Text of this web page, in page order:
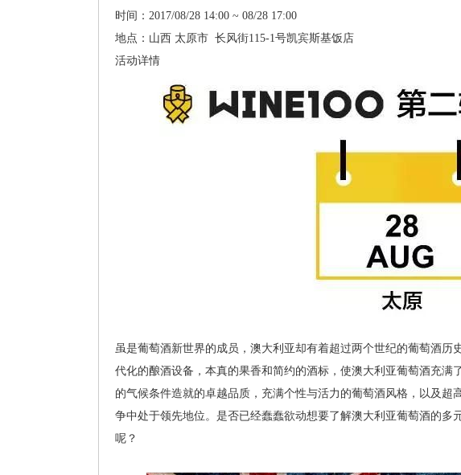
时间：2017/08/28 14:00 ~ 08/28 17:00
地点：山西 太原市 长风街115-1号凯宾斯基饭店
活动详情
虽是葡萄酒新世界的成员，澳大利亚却有着超过两个世纪的葡萄酒历
代化的酿酒设备，本真的果香和简约的酒标，使澳大利亚葡萄酒充满
的气候条件造就的卓越品质，充满个性与活力的葡萄酒风格，以及超
争中处于领先地位。是否已经蠢蠢欲动想要了解澳大利亚葡萄酒的多
呢？